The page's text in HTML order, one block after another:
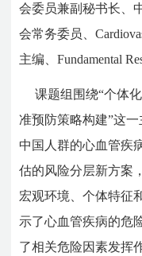
会委员兼副秘书长、
会常务委员、
主编、Fundamental
课题组围绕“个体
准预防策略构建”这
中国人群的心血管疾
估的风险分层新方案
宏观环境、个体特征
示了心血管疾病的危
了相关危险因素发挥